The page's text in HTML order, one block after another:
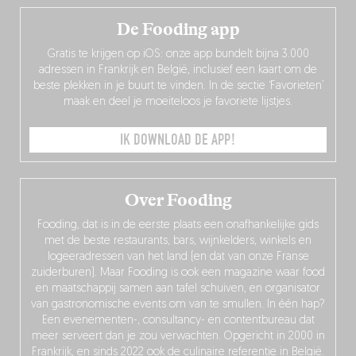
Over Fooding
Fooding, dat is in de eerste plaats een onafhankelijke gids
met de beste restaurants, bars, wijnkelders, winkels en
logeeradressen van het land (en dat van onze Franse
zuiderburen). Maar Fooding is ook een magazine waar food
en maatschappij samen aan tafel schuiven, en organisator
van gastronomische events om van te smullen. In één hap?
Een evenementen-, consultancy- en contentbureau dat
meer serveert dan je zou verwachten. Opgericht in 2000 in
Frankrijk, en sinds 2022 ook de culinaire referentie in België.
De Fooding app
Gratis te krijgen op iOS: onze app bundelt bijna 3.000
adressen in Frankrijk en België, inclusief een kaart om de
beste plekken in je buurt te vinden. In de sectie ‘Favorieten’
maak en deel je moeiteloos je favoriete lijstjes.
IK DOWNLOAD DE APP!